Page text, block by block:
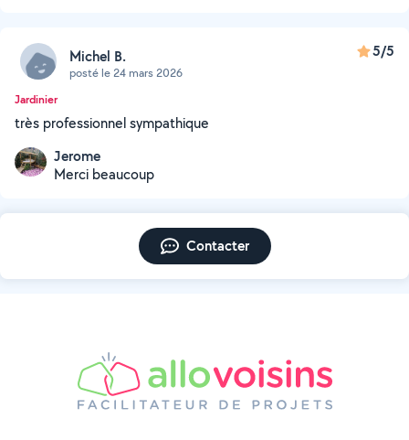
Michel B.
posté le 24 mars 2026
5/5
Jardinier
très professionnel sympathique
Jerome
Merci beaucoup
Contacter